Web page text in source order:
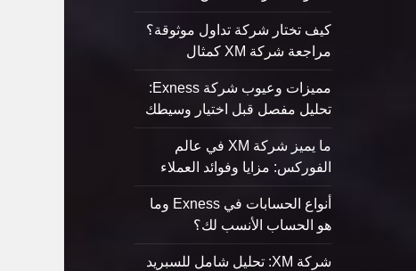
كيف تختار شركة تداول موثوقة؟
مراجعة شركة XM كمثال
مميزات وعيوب شركة Exness:
تحليل مفصل قبل اختيار وسيطك
ما يميز شركة XM في عالم
الفوركس: مزايا وفوائد العملاء
أنواع الحسابات في Exness وما
هو الحساب الأنسب لك؟
شركة XM: تحليل شامل للسبريد